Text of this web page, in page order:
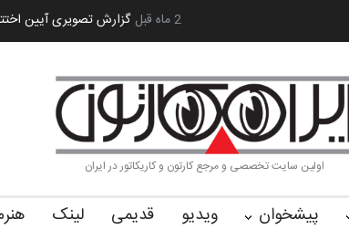
گزارش تصویری آیین 2 ماه قبل
اولین سایت تخصصی و مرجع کارتون و کاریکاتور در ایران
پیشخوان ویدیو قدیمی لینک